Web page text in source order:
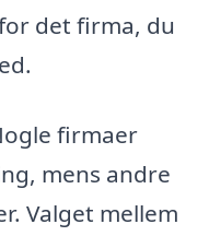
det firma, du
firmaer
mens andre
Valget mellem